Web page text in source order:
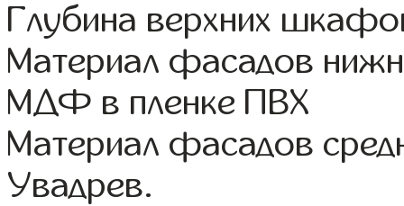
Глубина верхних
Материал фасадов
МДФ в пленке ПВХ
Материал фасадов
Увадрев.